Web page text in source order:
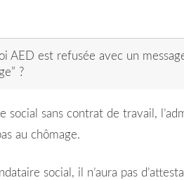
AED est refusée avec un
?
social sans contrat de travail,
au chômage.
social, il n’aura pas